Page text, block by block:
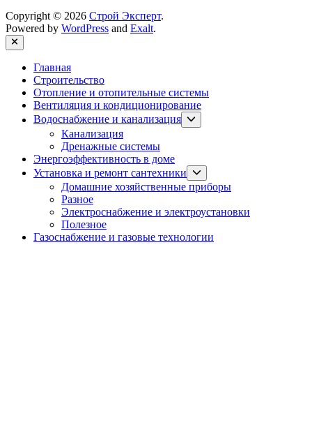
Copyright © 2026 Строй Эксперт.
Powered by WordPress and Exalt.
Close
Главная
Строительство
Отопление и отопительные системы
Вентиляция и кондиционирование
Водоснабжение и канализация
Show
sub
Канализация
Дренажные системы
Энергоэффективность в доме
Установка и ремонт сантехники
sub
menu
Домашние хозяйственные приборы
Разное
Электроснабжение и электроустановки
Полезное
Газоснабжение и газовые технологии